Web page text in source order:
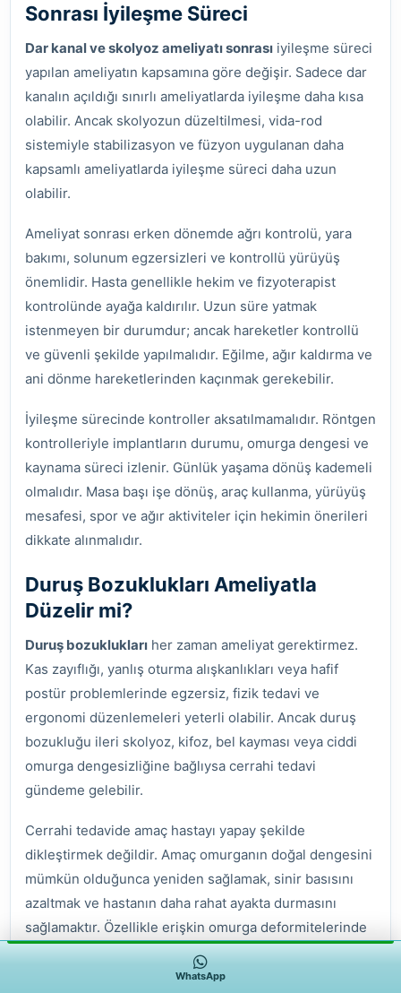
Sonrası İyileşme Süreci
Dar kanal ve skolyoz ameliyatı sonrası iyileşme süreci
yapılan ameliyatın kapsamına göre değişir. Sadece dar
kanalın açıldığı sınırlı ameliyatlarda iyileşme daha kısa
olabilir. Ancak skolyozun düzeltilmesi, vida-rod
sistemiyle stabilizasyon ve füzyon uygulanan daha
kapsamlı ameliyatlarda iyileşme süreci daha uzun
olabilir.
Ameliyat sonrası erken dönemde ağrı kontrolü, yara
bakımı, solunum egzersizleri ve kontrollü yürüyüş
önemlidir. Hasta genellikle hekim ve fizyoterapist
kontrolünde ayağa kaldırılır. Uzun süre yatmak
istenmeyen bir durumdur; ancak hareketler kontrollü
ve güvenli şekilde yapılmalıdır. Eğilme, ağır kaldırma ve
ani dönme hareketlerinden kaçınmak gerekebilir.
İyileşme sürecinde kontroller aksatılmamalıdır. Röntgen
kontrolleriyle implantların durumu, omurga dengesi ve
kaynama süreci izlenir. Günlük yaşama dönüş kademeli
olmalıdır. Masa başı işe dönüş, araç kullanma, yürüyüş
mesafesi, spor ve ağır aktiviteler için hekimin önerileri
dikkate alınmalıdır.
Duruş Bozuklukları Ameliyatla
Düzelir mi?
Duruş bozuklukları her zaman ameliyat gerektirmez.
Kas zayıflığı, yanlış oturma alışkanlıkları veya hafif
postür problemlerinde egzersiz, fizik tedavi ve
ergonomi düzenlemeleri yeterli olabilir. Ancak duruş
bozukluğu ileri skolyoz, kifoz, bel kayması veya ciddi
omurga dengesizliğine bağlıysa cerrahi tedavi
gündeme gelebilir.
Cerrahi tedavide amaç hastayı yapay şekilde
dikleştirmek değildir. Amaç omurganın doğal dengesini
mümkün olduğunca yeniden sağlamak, sinir basısını
azaltmak ve hastanın daha rahat ayakta durmasını
sağlamaktır. Özellikle erişkin omurga deformitelerinde
yandan denge çok önemlidir. Bu denge bozulduğunda
hasta sürekli öne eğilme ihtiyacı hissedebilir.
WhatsApp